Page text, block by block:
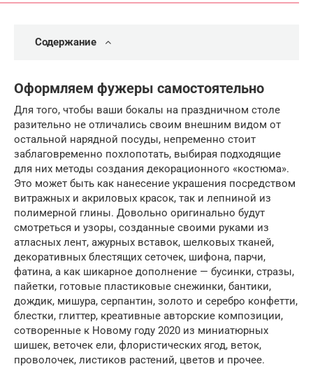
Содержание
Оформляем фужеры самостоятельно
Для того, чтобы ваши бокалы на праздничном столе
разительно не отличались своим внешним видом от
остальной нарядной посуды, непременно стоит
заблаговременно похлопотать, выбирая подходящие
для них методы создания декорационного «костюма».
Это может быть как нанесение украшения посредством
витражных и акриловых красок, так и лепниной из
полимерной глины. Довольно оригинально будут
смотреться и узоры, созданные своими руками из
атласных лент, ажурных вставок, шелковых тканей,
декоративных блестящих сеточек, шифона, парчи,
фатина, а как шикарное дополнение — бусинки, стразы,
пайетки, готовые пластиковые снежинки, бантики,
дождик, мишура, серпантин, золото и серебро конфетти,
блестки, глиттер, креативные авторские композиции,
сотворенные к Новому году 2020 из миниатюрных
шишек, веточек ели, флористических ягод, веток,
проволочек, листиков растений, цветов и прочее.